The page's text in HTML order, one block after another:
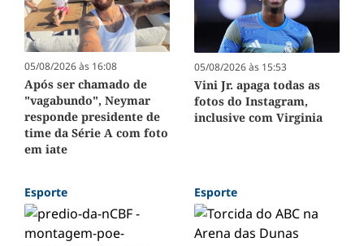
05/08/2026 às 16:08
Após ser chamado de
"vagabundo", Neymar
responde presidente de
time da Série A com foto
em iate
05/08/2026 às 15:53
Vini Jr. apaga todas as
fotos do Instagram,
inclusive com Virginia
Esporte Esporte